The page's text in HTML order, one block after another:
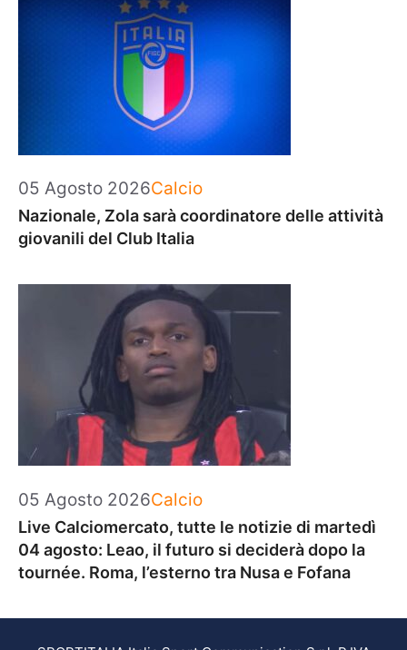
05 Agosto 2026Categorie
Calcio
Nazionale, Zola sarà coordinatore delle attività
giovanili del Club Italia
05 Agosto 2026Categorie
Calcio
Live Calciomercato, tutte le notizie di martedì
04 agosto: Leao, il futuro si deciderà dopo la
tournée. Roma, l’esterno tra Nusa e Fofana